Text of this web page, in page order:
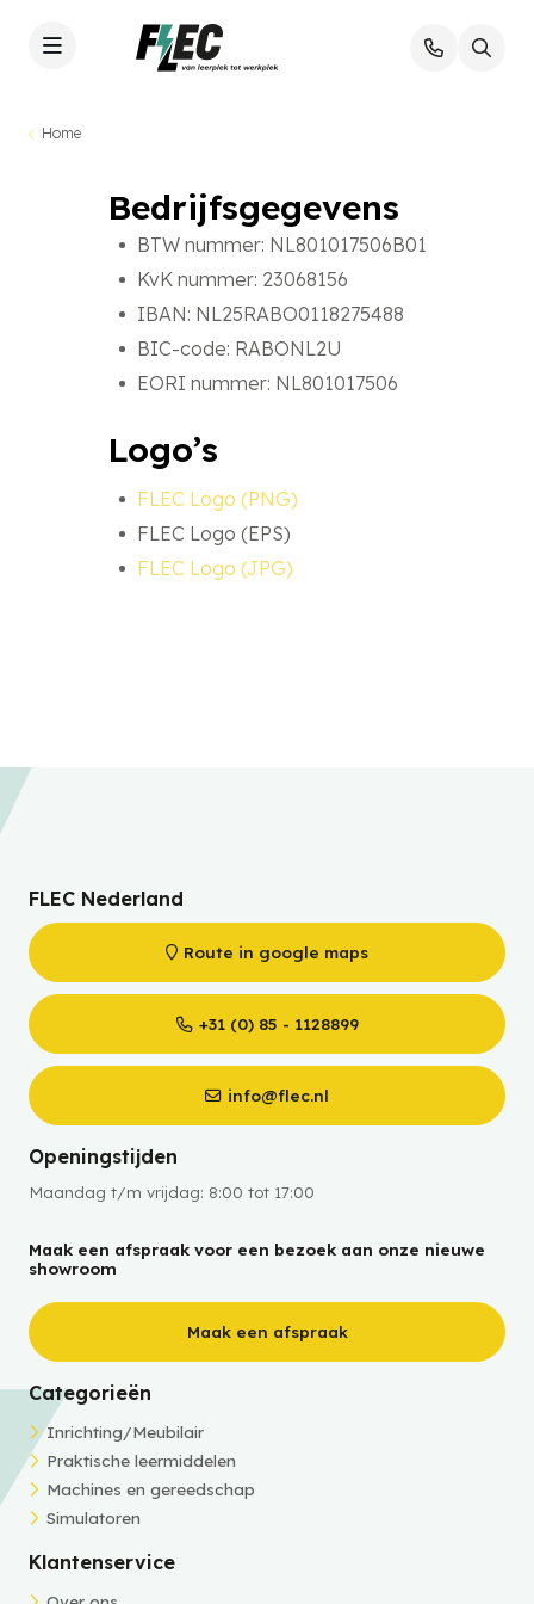
Home
Bedrijfsgegevens
BTW nummer: NL801017506B01
KvK nummer: 23068156
IBAN: NL25RABO0118275488
BIC-code: RABONL2U
EORI nummer: NL801017506
Logo’s
FLEC Logo (PNG)
FLEC Logo (EPS)
FLEC Logo (JPG)
FLEC Nederland
Route in google maps
+31 (0) 85 - 1128899
info@flec.nl
Openingstijden
Maandag t/m vrijdag: 8:00 tot 17:00
Maak een afspraak voor een bezoek aan onze nieuwe
showroom
Maak een afspraak
Categorieën
Inrichting/Meubilair
Praktische leermiddelen
Machines en gereedschap
Simulatoren
Klantenservice